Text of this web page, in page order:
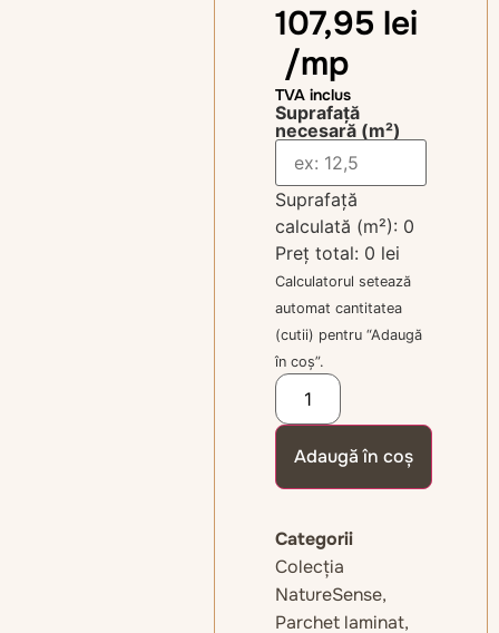
107,95 lei
/mp
TVA inclus
Suprafață
necesară (m²)
Suprafață
calculată (m²): 0
Preț total: 0 lei
Calculatorul setează
automat cantitatea
(cutii) pentru “Adaugă
în coș”.
Adaugă în coș
Categorii
Colecția
NatureSense,
Parchet laminat,